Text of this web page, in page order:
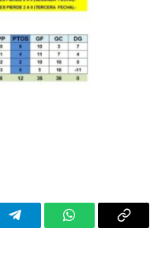
TelegramWhatsAppCopy